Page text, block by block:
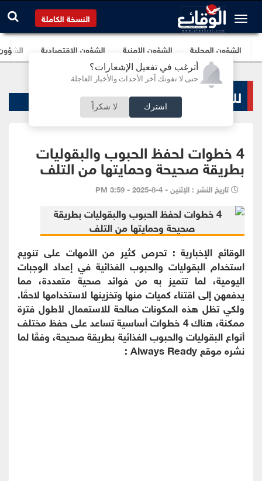
أترغب في تفعيل الإشعارات؟
حتى لا تفوتك آخر الأحداث والأخبار العاجلة
اشترك لا شكراً
النسخة الكاملة
الشؤون المحلية الشؤون الأمنية الشؤون الإقتصادية
لك سيدتي
4 خطوات لحفظ الحبوب والبقوليات
بطريقة صحيحة وحمايتها من التلف
تاريخ النشر : الإثنين - 4-8-2025 - 3:59 PM
الوقائع الإخبارية : تحرص كثير من الأمهات على تنويع
استخدام البقوليات والحبوب الغذائية في إعداد الوجبات
اليومية، لما تتميز به من فوائد صحية متعددة، مما
يدفعهن إلى اقتناء كميات منها وتخزينها لاستخدامها لاحقًا.
ولكي تظل هذه المكونات صالحة للاستعمال لأطول فترة
ممكنة، هناك 4 خطوات أساسية تساعد على حفظ مختلف
أنواع البقوليات والحبوب الغذائية بطريقة صحيحة، وفقًا لما
نشره موقع Always Ready :